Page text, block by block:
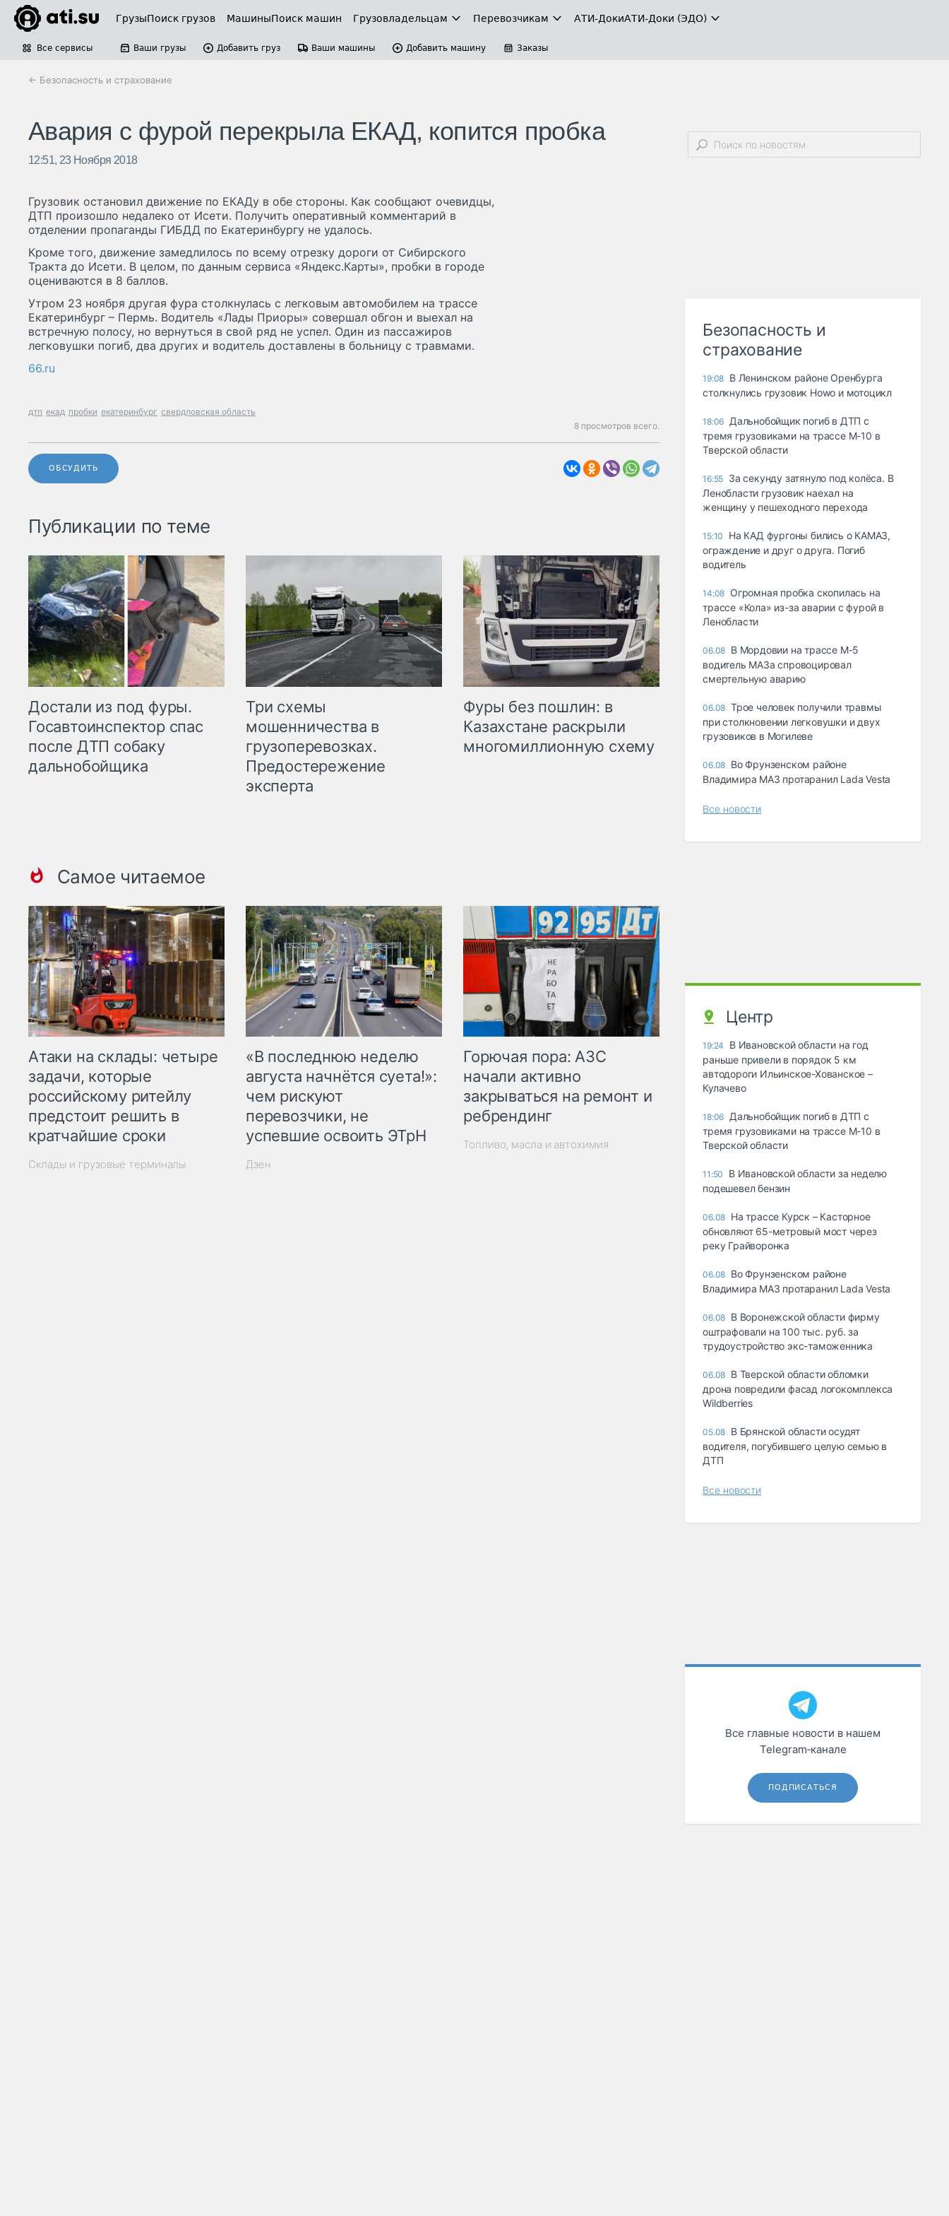
ГрузыПоиск грузов МашиныПоиск машин Грузовладельцам Перевозчикам АТИ-ДокиАТИ-Доки (ЭДО)
Все сервисы Ваши грузы Добавить груз Ваши машины Добавить машину Заказы
← Безопасность и страхование
Авария с фурой перекрыла ЕКАД, копится пробка
12:51, 23 Ноября 2018
Грузовик остановил движение по ЕКАДу в обе стороны. Как сообщают очевидцы,
ДТП произошло недалеко от Исети. Получить оперативный комментарий в
отделении пропаганды ГИБДД по Екатеринбургу не удалось.
Кроме того, движение замедлилось по всему отрезку дороги от Сибирского
Тракта до Исети. В целом, по данным сервиса «Яндекс.Карты», пробки в городе
оцениваются в 8 баллов.
Утром 23 ноября другая фура столкнулась с легковым автомобилем на трассе
Екатеринбург – Пермь. Водитель «Лады Приоры» совершал обгон и выехал на
встречную полосу, но вернуться в свой ряд не успел. Один из пассажиров
легковушки погиб, два других и водитель доставлены в больницу с травмами.
66.ru
дтп екад пробки екатеринбург свердловская область
8 просмотров всего.
ОБСУДИТЬ
Публикации по теме
Достали из под фуры.
Госавтоинспектор спас
после ДТП собаку
дальнобойщика
Три схемы
мошенничества в
грузоперевозках.
Предостережение
эксперта
Фуры без пошлин: в
Казахстане раскрыли
многомиллионную схему
Самое читаемое
Атаки на склады: четыре
задачи, которые
российскому ритейлу
предстоит решить в
кратчайшие сроки
Склады и грузовые терминалы
«В последнюю неделю
августа начнётся суета!»:
чем рискуют
перевозчики, не
успевшие освоить ЭТрН
Дзен
Горючая пора: АЗС
начали активно
закрываться на ремонт и
ребрендинг
Топливо, масла и автохимия
Безопасность и
страхование
19:08 В Ленинском районе Оренбурга
столкнулись грузовик Howo и мотоцикл
18:06 Дальнобойщик погиб в ДТП с
тремя грузовиками на трассе М-10 в
Тверской области
16:55 За секунду затянуло под колёса. В
Ленобласти грузовик наехал на
женщину у пешеходного перехода
15:10
На КАД фургоны бились о КАМАЗ,
ограждение и друг о друга. Погиб
водитель
14:08 Огромная пробка скопилась на
трассе «Кола» из-за аварии с фурой в
Ленобласти
06.08 В Мордовии на трассе М-5
водитель МАЗа спровоцировал
смертельную аварию
06.08 Трое человек получили травмы
при столкновении легковушки и двух
грузовиков в Могилеве
06.08 Во Фрунзенском районе
Владимира МАЗ протаранил Lada Vesta
Все новости
Центр
19:24
В Ивановской области на год
раньше привели в порядок 5 км
автодороги Ильинское-Хованское –
Кулачево
18:06 Дальнобойщик погиб в ДТП с
тремя грузовиками на трассе М-10 в
Тверской области
11:50
В Ивановской области за неделю
подешевел бензин
06.08 На трассе Курск – Касторное
обновляют 65-метровый мост через
реку Грайворонка
06.08 Во Фрунзенском районе
Владимира МАЗ протаранил Lada Vesta
06.08 В Воронежской области фирму
оштрафовали на 100 тыс. руб. за
трудоустройство экс-таможенника
06.08 В Тверской области обломки
дрона повредили фасад логокомплекса
Wildberries
05.08 В Брянской области осудят
водителя, погубившего целую семью в
ДТП
Все новости
Все главные новости в нашем
Telegram‑канале
ПОДПИСАТЬСЯ